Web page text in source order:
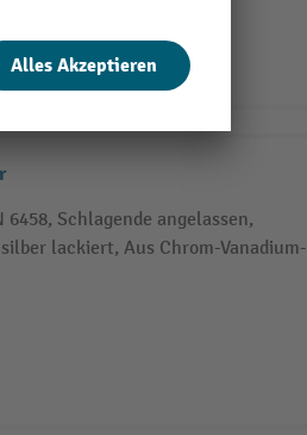
Schlagende angelassen,
lackiert, Aus Chrom-Vanadium-